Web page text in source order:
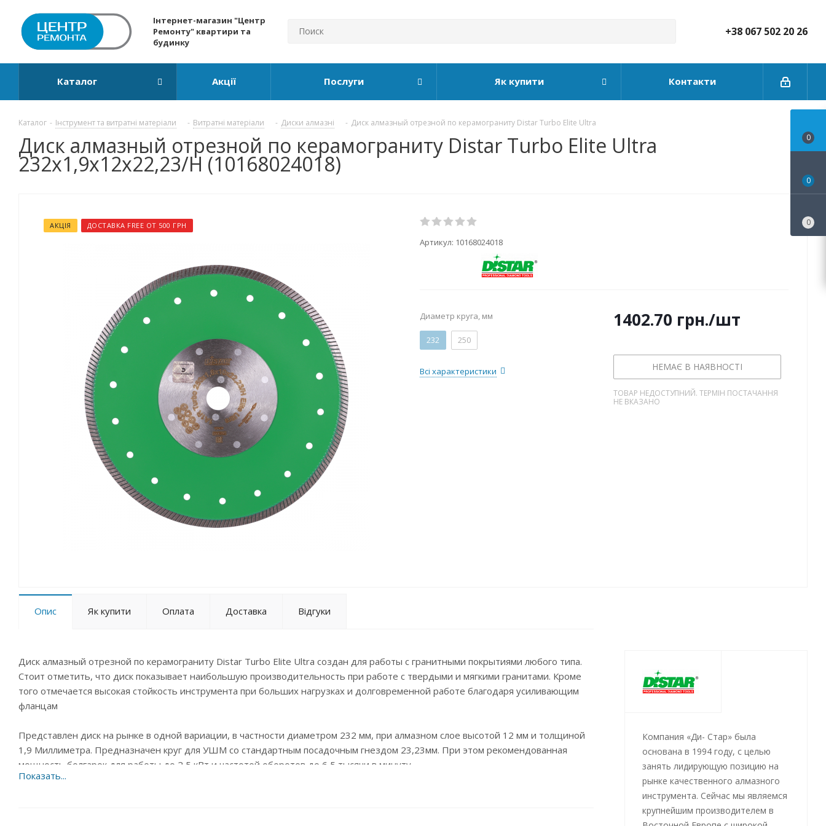
Інтернет-магазин "Центр
Ремонту" квартири та
будинку
+38 067 502 20 26
Каталог Акції Послуги Як купити Контакти
Каталог - Інструмент та витратні матеріали - Витратні матеріали - Диски алмазні - Диск алмазный отрезной по керамограниту Distar Turbo Elite Ultra
Диск алмазный отрезной по керамограниту Distar Turbo Elite Ultra
232x1,9x12x22,23/H (10168024018)
АКЦІЯ ДОСТАВКА FREE ОТ 500 ГРН
Артикул: 10168024018
Диаметр круга, мм
232 250
Всі характеристики
1402.70 грн./шт
НЕМАЄ В НАЯВНОСТІ
ТОВАР НЕДОСТУПНИЙ. ТЕРМІН ПОСТАЧАННЯ
НЕ ВКАЗАНО
Опис Як купити Оплата Доставка Відгуки
Диск алмазный отрезной по керамограниту Distar Turbo Elite Ultra создан для работы с гранитными покрытиями любого типа.
Стоит отметить, что диск показывает наибольшую производительность при работе с твердыми и мягкими гранитами. Кроме
того отмечается высокая стойкость инструмента при больших нагрузках и долговременной работе благодаря усиливающим
фланцам
Представлен диск на рынке в одной вариации, в частности диаметром 232 мм, при алмазном слое высотой 12 мм и толщиной
1,9 Миллиметра. Предназначен круг для УШМ со стандартным посадочным гнездом 23,23мм. При этом рекомендованная
мощность болгарок для работы до 2,5 кВт и частотой оборотов до 6,5 тысячи в минуту.
Компания «Ди- Стар» была
основана в 1994 году, с целью
занять лидирующую позицию на
рынке качественного алмазного
инструмента. Сейчас мы являемся
крупнейшим производителем в
0
0
0